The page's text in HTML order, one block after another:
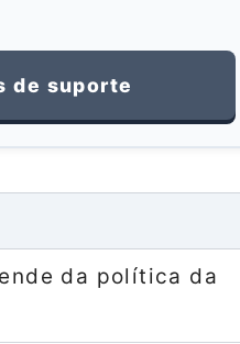
de suporte
da política da